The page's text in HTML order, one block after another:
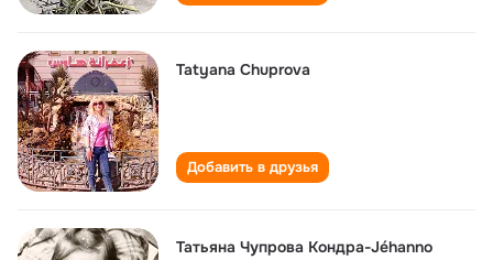
Tatyana Chuprova
Добавить в друзья
Татьяна Чупрова Кондра-Jéhanno